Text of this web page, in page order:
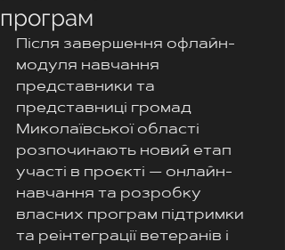
програм
Після завершення офлайн-
модуля навчання
представники та
представниці громад
Миколаївської області
розпочинають новий етап
участі в проєкті — онлайн-
навчання та розробку
власних програм підтримки
та реінтеграції ветеранів і